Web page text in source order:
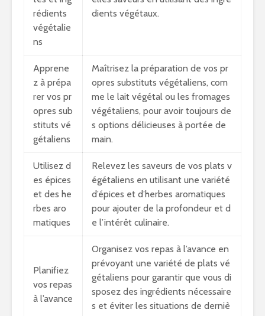
rédients
végétalie
ns
dients végétaux.
Apprene
z à prépa
rer vos pr
opres sub
stituts vé
gétaliens
Maîtrisez la préparation de vos pr
opres substituts végétaliens, com
me le lait végétal ou les fromages
végétaliens, pour avoir toujours de
s options délicieuses à portée de
main.
Utilisez d
es épices
et des he
rbes aro
matiques
Relevez les saveurs de vos plats v
égétaliens en utilisant une variété
d’épices et d’herbes aromatiques
pour ajouter de la profondeur et d
e l’intérêt culinaire.
Planifiez
vos repas
à l’avance
Organisez vos repas à l’avance en
prévoyant une variété de plats vé
gétaliens pour garantir que vous di
sposez des ingrédients nécessaire
s et éviter les situations de derniè